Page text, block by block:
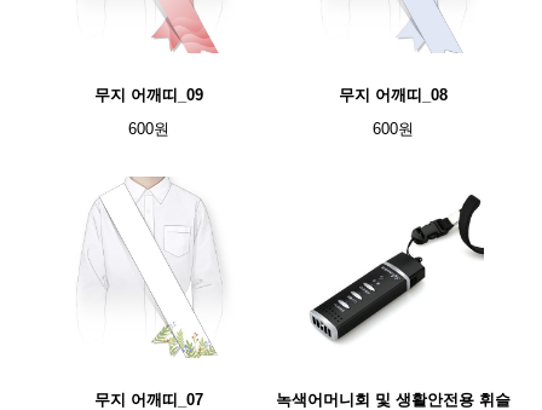
무지 어깨띠_09
600원
무지 어깨띠_08
600원
무지 어깨띠_07
녹색어머니회 및 생활안전용 휘슬